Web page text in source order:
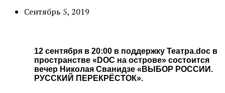
Сентябрь 5, 2019
12 сентября в 20:00 в поддержку Театра.doc в
пространстве «DOC на острове» состоится
вечер Николая Сванидзе «ВЫБОР РОССИИ.
РУССКИЙ ПЕРЕКРЁСТОК».